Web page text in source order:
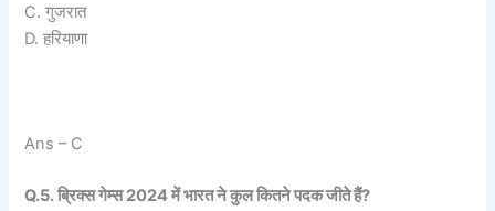
C. गुजरात
D. हरियाणा
Ans – C
Q.5. ब्रिक्स गेम्स 2024 में भारत ने कुल कितने पदक जीते हैं?